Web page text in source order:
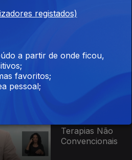
Ep. 171
Enfermeiro
Terapias Não
Convencionais
registados)
a partir de onde ficou,
favoritos;
pessoal;